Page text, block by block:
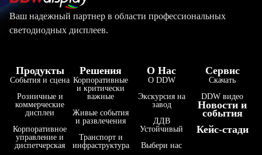
Ваш надежный партнер в области профессиональных
светодиодных дисплеев.
Продукты
События и сцена
Розничные и
коммерческие
дисплеи
Корпоративное
управление и
диспетчерская
Решения
Корпоративные
и критически
важные
Живые события
и развлечения
Транспорт и
инфраструктура
О Нас
О DDW
Экскурсия на
завод
ДДВ
Устойчивый
Выбери нас
Сервис
Скачать
DDW видео
Новости и
события
Кейс-стади